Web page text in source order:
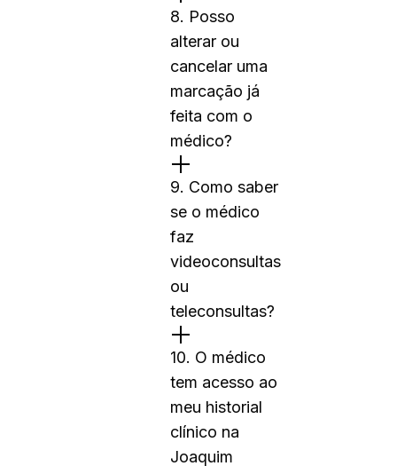
8. Posso
alterar ou
cancelar uma
marcação já
feita com o
médico?
9. Como saber
se o médico
faz
videoconsultas
ou
teleconsultas?
10. O médico
tem acesso ao
meu historial
clínico na
Joaquim